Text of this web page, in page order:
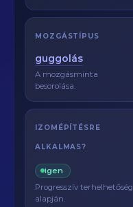
MOZGÁSTÍPUS
guggolás
A mozgásminta
besorolása.
IZOMÉPÍTÉSRE
ALKALMAS?
igen
Progresszív terhelhetőség
alapján.